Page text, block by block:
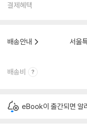
결제혜택
배송안내
서울
배송비
eBook이 출간되면 알